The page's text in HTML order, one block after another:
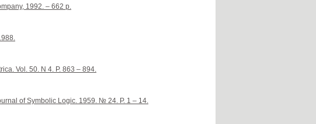
1992. – 662 p.
Vol. 50. N 4. P. 863 – 894.
of Symbolic Logic. 1959. № 24. P. 1 – 14.